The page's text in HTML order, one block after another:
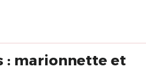
: marionnette et